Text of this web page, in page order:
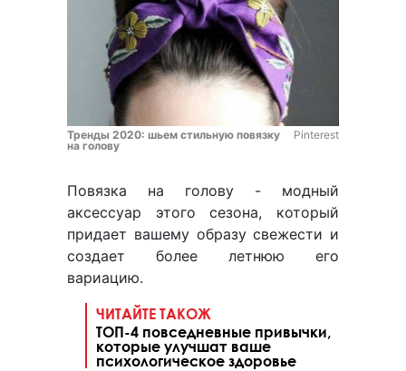
Тренды 2020: шьем стильную повязку
на голову
Pinterest
Повязка на голову - модный
аксессуар этого сезона, который
придает вашему образу свежести и
создает более летнюю его
вариацию.
ЧИТАЙТЕ ТАКОЖ
ТОП-4 повседневные привычки,
которые улучшат ваше
психологическое здоровье